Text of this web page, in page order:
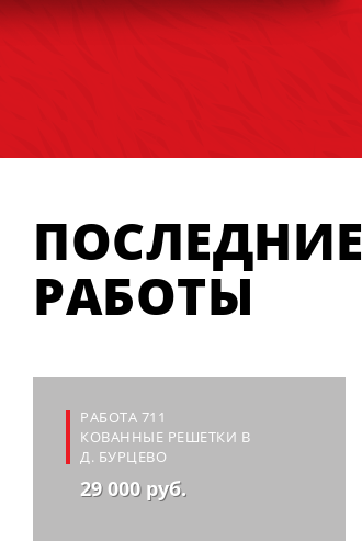
ПОСЛЕДНИЕ
РАБОТЫ
РАБОТА 711
КОВАННЫЕ РЕШЕТКИ В
Д. БУРЦЕВО
29 000 руб.